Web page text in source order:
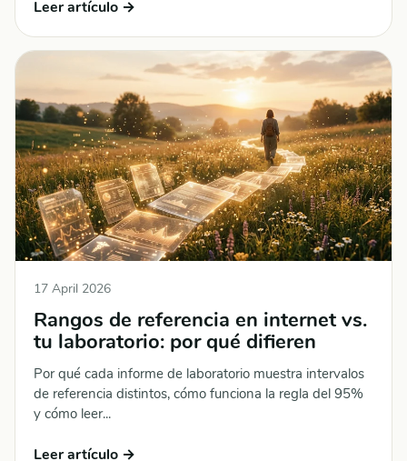
Leer artículo →
17 April 2026
Rangos de referencia en internet vs.
tu laboratorio: por qué difieren
Por qué cada informe de laboratorio muestra intervalos
de referencia distintos, cómo funciona la regla del 95%
y cómo leer...
Leer artículo →